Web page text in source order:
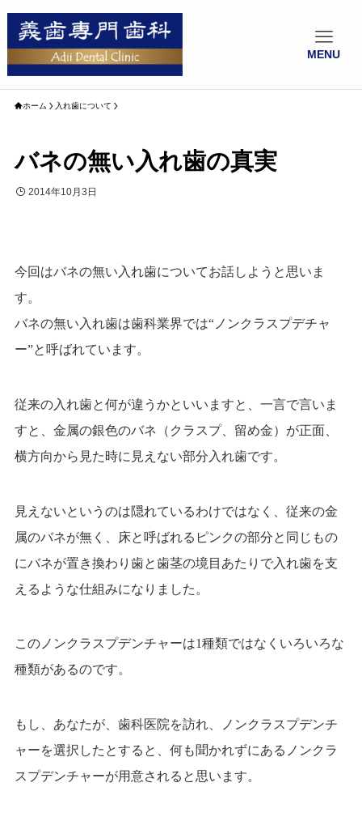
MENU
ホーム 入れ歯について
バネの無い入れ歯の真実
2014年10月3日
今回はバネの無い入れ歯についてお話しようと思いま
す。
バネの無い入れ歯は歯科業界では“ノンクラスプデチャ
ー”と呼ばれています。
従来の入れ歯と何が違うかといいますと、 一言で言いま
すと、金属の銀色のバネ（クラスプ、留め金）が正面、
横方向から見た時に見えない部分入れ歯です。
見えないというのは隠れているわけではなく、 従来の金
属のバネが無く、床と呼ばれるピンクの部分と同じもの
にバネが置き換わり 歯と歯茎の境目あたりで入れ歯を支
えるような仕組みになりました。
このノンクラスプデンチャーは1種類ではなくいろいろな
種類があるのです。
もし、あなたが、歯科医院を訪れ、ノンクラスプデンチ
ャーを選択したとすると、 何も聞かれずにあるノンクラ
スプデンチャーが用意されると思います。